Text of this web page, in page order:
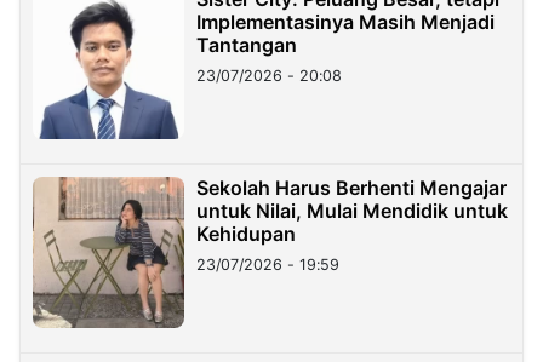
Implementasinya Masih Menjadi
Tantangan
23/07/2026 - 20:08
Sekolah Harus Berhenti Mengajar
untuk Nilai, Mulai Mendidik untuk
Kehidupan
23/07/2026 - 19:59